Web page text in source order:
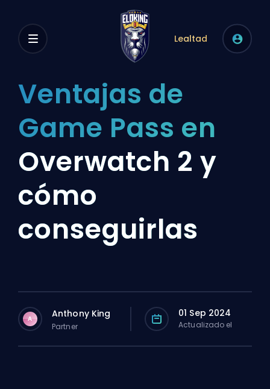
Lealtad
Ventajas de
Game Pass en
Overwatch 2 y
cómo
conseguirlas
A Anthony King
Partner
01 Sep 2024
Actualizado el